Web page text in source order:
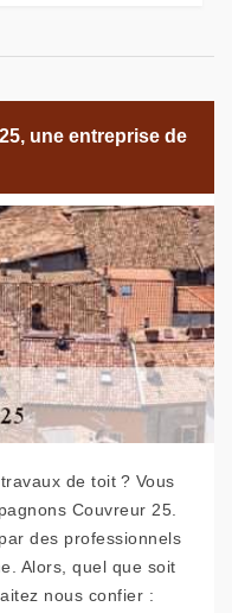
une entreprise de
de toit ? Vous
Couvreur 25.
des professionnels
Alors, quel que soit
nous confier :